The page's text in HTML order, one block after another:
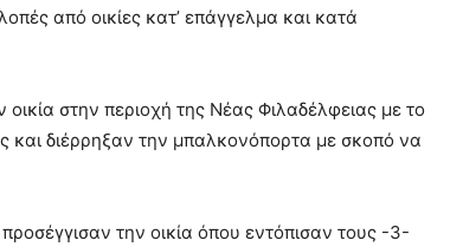
από οικίες κατ’ επάγγελμα και κατά
στην περιοχή της Νέας Φιλαδέλφειας με το
και διέρρηξαν την μπαλκονόπορτα με σκοπό να
την οικία όπου εντόπισαν τους -3-